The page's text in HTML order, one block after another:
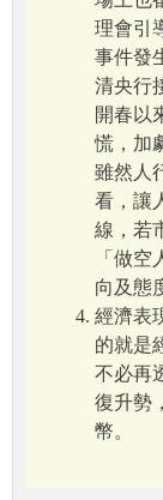
理會引
事件發
清央行
開春以
慌，加
雖然人
看，讓
線，若
「做
向及態
經濟表
的就是
不必再
復升勢
幣。